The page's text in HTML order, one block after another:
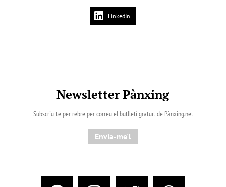
LinkedIn
Newsletter Pànxing
Subscriu-te per rebre per correu el butlletí gratuït de Pànxing.net​
Envia-me'l